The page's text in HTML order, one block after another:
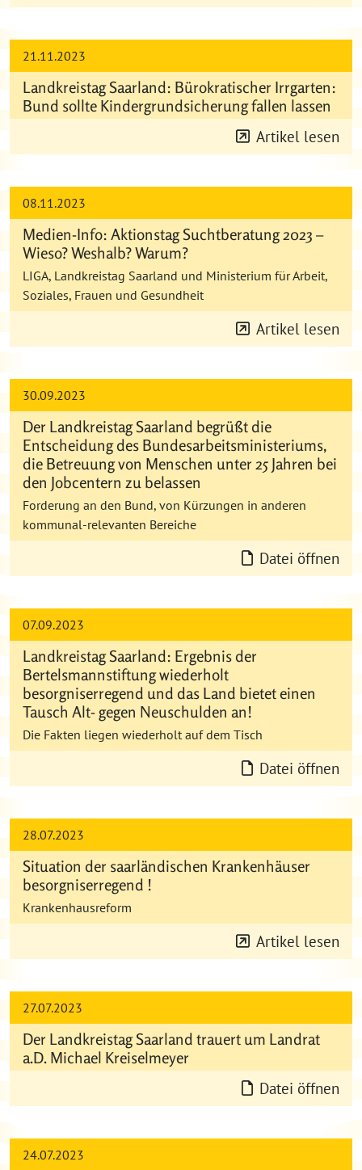
21.11.2023
Landkreistag Saarland: Bürokratischer Irrgarten:
Bund sollte Kindergrundsicherung fallen lassen
Artikel lesen
08.11.2023
Medien-Info: Aktionstag Suchtberatung 2023 –
Wieso? Weshalb? Warum?
LIGA, Landkreistag Saarland und Ministerium für Arbeit,
Soziales, Frauen und Gesundheit
Artikel lesen
30.09.2023
Der Landkreistag Saarland begrüßt die
Entscheidung des Bundesarbeitsministeriums,
die Betreuung von Menschen unter 25 Jahren bei
den Jobcentern zu belassen
Forderung an den Bund, von Kürzungen in anderen
kommunal-relevanten Bereiche
Datei öffnen
07.09.2023
Landkreistag Saarland: Ergebnis der
Bertelsmannstiftung wiederholt
besorgniserregend und das Land bietet einen
Tausch Alt- gegen Neuschulden an!
Die Fakten liegen wiederholt auf dem Tisch
Datei öffnen
28.07.2023
Situation der saarländischen Krankenhäuser
besorgniserregend !
Krankenhausreform
Artikel lesen
27.07.2023
Der Landkreistag Saarland trauert um Landrat
a.D. Michael Kreiselmeyer
Datei öffnen
24.07.2023